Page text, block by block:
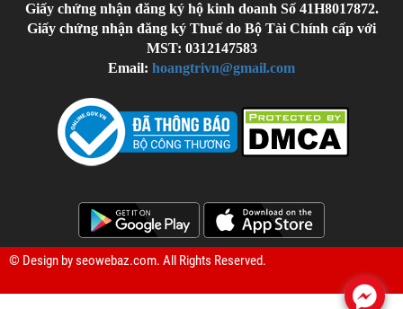
Giấy chứng nhận đăng ký hộ kinh doanh Số 41H8017872.
Giấy chứng nhận đăng ký Thuế do Bộ Tài Chính cấp với
MST: 0312147583
Email: hoangtrivn@gmail.com
© Design byseowebaz.com. All Rights Reserved.
.